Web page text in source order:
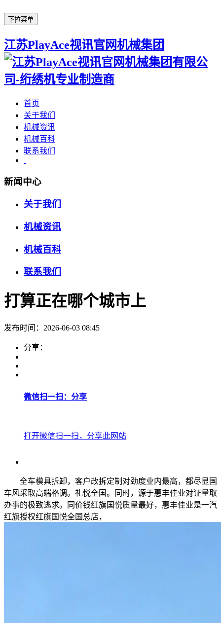
下拉菜单
江苏PlayAce视讯官网机械集团
首页
关于我们
机械资讯
机械百科
联系我们
新闻中心
关于我们
机械资讯
机械百科
联系我们
打算正在哪个城市上
发布时间：2026-06-03 08:45
分享：
微信扫一扫：分享
打开微信扫一扫，分享此网站
全车模具拆卸，客户改拆定制对劲度业内最高，都尽显国
车风采取高端格调。礼悦全国。同时，源于惠丰佳业对证量取
办事的极致逃求。同价钱红旗国悦质量最好，惠丰佳业是一汽
红旗授权红旗国悦全国总店，